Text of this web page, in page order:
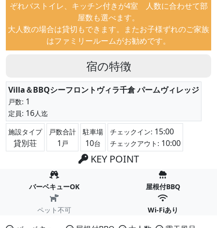
ぞれバストイレ、キッチン付きが4室 人数に合わせて部
屋数も選べます。
大人数の場合は貸切もできます。またお子様ずれのご家族
はファミリールームがお勧めです。
宿の特徴
Villa＆BBQシーフロントヴィラ千倉 パームヴィレッジ
戸数: 1
定員: 16人迄
施設タイプ
貸別荘
戸数合計
1 戸
駐車場
10台
チェックイン: 15:00
チェックアウト: 10:00
KEY POINT
バーベキューOK 屋根付BBQ
ペット不可 Wi-Fiあり